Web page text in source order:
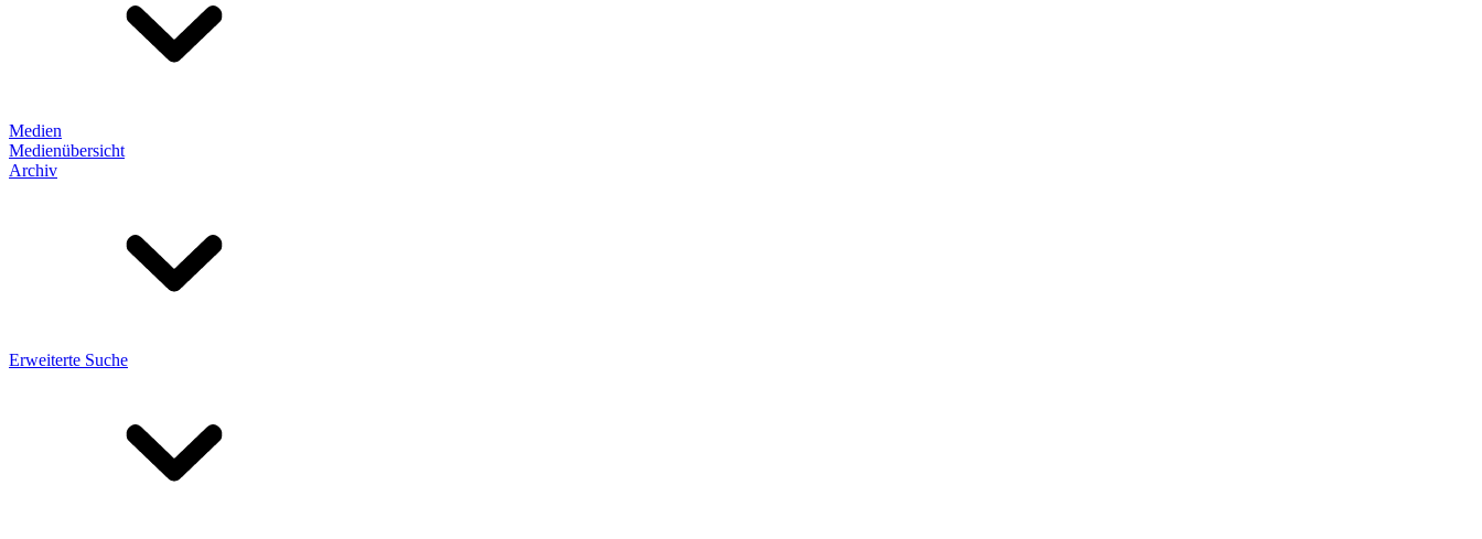
Medien
Medienübersicht
Archiv
Erweiterte Suche